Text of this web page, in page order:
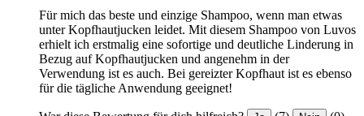
Für mich das beste und einzige Shampoo, wenn man etwas
unter Kopfhautjucken leidet. Mit diesem Shampoo von Luvos
erhielt ich erstmalig eine sofortige und deutliche Linderung in
Bezug auf Kopfhautjucken und angenehm in der
Verwendung ist es auch. Bei gereizter Kopfhaut ist es ebenso
für die tägliche Anwendung geeignet!